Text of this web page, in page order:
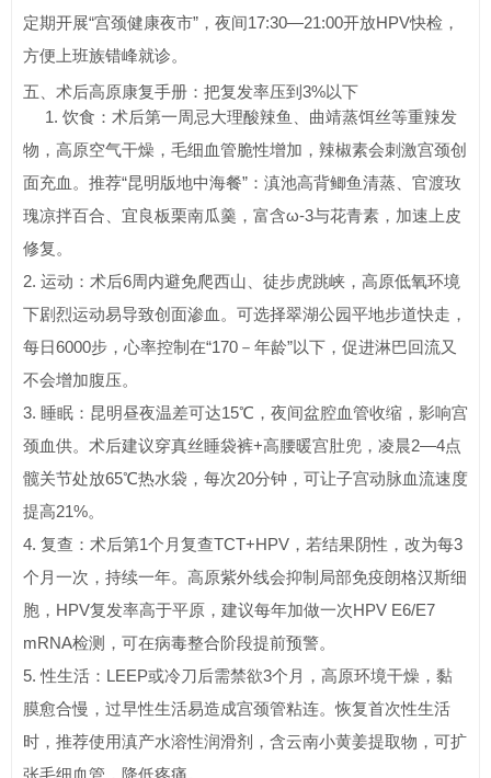
定期开展“宫颈健康夜市”，夜间17:30—21:00开放HPV快检，
方便上班族错峰就诊。
五、术后高原康复手册：把复发率压到3%以下
1. 饮食：术后第一周忌大理酸辣鱼、曲靖蒸饵丝等重辣发
物，高原空气干燥，毛细血管脆性增加，辣椒素会刺激宫颈创
面充血。推荐“昆明版地中海餐”：滇池高背鲫鱼清蒸、官渡玫
瑰凉拌百合、宜良板栗南瓜羹，富含ω-3与花青素，加速上皮
修复。
2. 运动：术后6周内避免爬西山、徒步虎跳峡，高原低氧环境
下剧烈运动易导致创面渗血。可选择翠湖公园平地步道快走，
每日6000步，心率控制在“170－年龄”以下，促进淋巴回流又
不会增加腹压。
3. 睡眠：昆明昼夜温差可达15℃，夜间盆腔血管收缩，影响宫
颈血供。术后建议穿真丝睡袋裤+高腰暖宫肚兜，凌晨2—4点
髋关节处放65℃热水袋，每次20分钟，可让子宫动脉血流速度
提高21%。
4. 复查：术后第1个月复查TCT+HPV，若结果阴性，改为每3
个月一次，持续一年。高原紫外线会抑制局部免疫朗格汉斯细
胞，HPV复发率高于平原，建议每年加做一次HPV E6/E7
mRNA检测，可在病毒整合阶段提前预警。
5. 性生活：LEEP或冷刀后需禁欲3个月，高原环境干燥，黏
膜愈合慢，过早性生活易造成宫颈管粘连。恢复首次性生活
时，推荐使用滇产水溶性润滑剂，含云南小黄姜提取物，可扩
张毛细血管，降低疼痛。